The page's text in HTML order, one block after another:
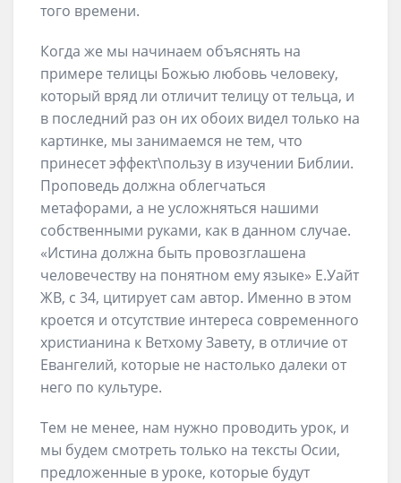
того времени.
Когда же мы начинаем объяснять на
примере телицы Божью любовь человеку,
который вряд ли отличит телицу от тельца, и
в последний раз он их обоих видел только на
картинке, мы занимаемся не тем, что
принесет эффект\пользу в изучении Библии.
Проповедь должна облегчаться
метафорами, а не усложняться нашими
собственными руками, как в данном случае.
«Истина должна быть провозглашена
человечеству на понятном ему языке» Е.Уайт
ЖВ, с 34, цитирует сам автор. Именно в этом
кроется и отсутствие интереса современного
христианина к Ветхому Завету, в отличие от
Евангелий, которые не настолько далеки от
него по культуре.
Тем не менее, нам нужно проводить урок, и
мы будем смотреть только на тексты Осии,
предложенные в уроке, которые будут